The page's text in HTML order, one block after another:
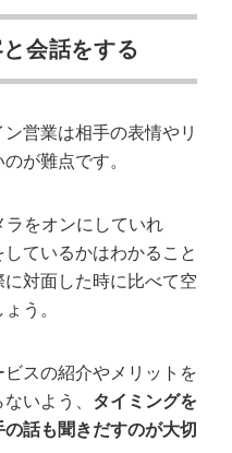
会社概要資料をダウンロー
ドする
会話をする
営業は相手の表情やリ
が難点です。
をオンにしていれ
ているかはわかること
対面した時に比べて空
う。
スの紹介やメリットを
いよう、 タイミングを
話も聞きだすのが大切